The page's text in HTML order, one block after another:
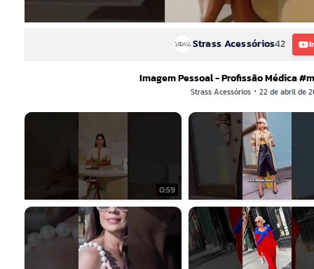
Strass Acessórios42
Imagem Pessoal - Profissão Médica
Strass Acessórios 22 de abril de
0:59